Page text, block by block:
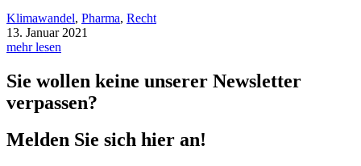
Klimawandel, Pharma, Recht
13. Januar 2021
mehr lesen
Sie wollen keine unserer Newsletter
verpassen?
Melden Sie sich hier an!